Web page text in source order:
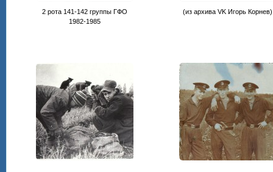
2 рота 141-142 группы ГФО
1982-1985
(из архива VK Игорь Корнев)